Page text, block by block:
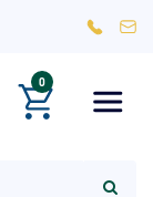
0